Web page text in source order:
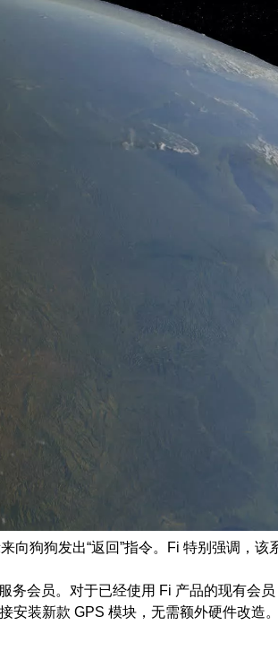
狗狗发出“返回”指令。Fi 特别强调，
会员。对于已经使用 Fi 产品的现有会
装新款 GPS 模块，无需额外硬件改造。